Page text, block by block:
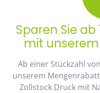
Sparen Sie ab
mit
Ab einer Stückzahl
unserem
Zollstock Druck mit